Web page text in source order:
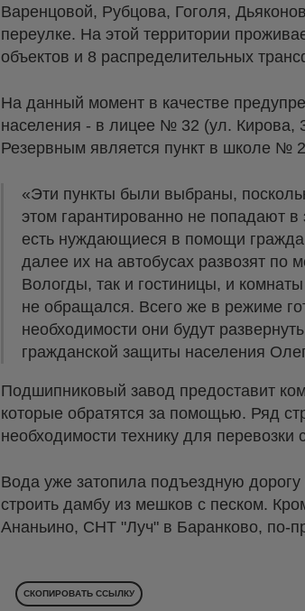
Варенцовой, Рубцова, Гоголя,
переулке. На этой территории
объектов и 8 распределительных
На данный момент в качестве
населения - в лицее № 32 (ул.
Резервным является пункт в школе №
«Эти пункты были выбраны,
этом гарантированно не попадают в
есть нуждающиеся в помощи
далее их на автобусах развозят
Вологды, так и гостиницы, и
не обращался. Всего же в режиме
необходимости они будут
гражданской защиты населения
Подшипниковый завод предоставит
которые обратятся за помощью. Ряд
необходимости технику для
Вода уже затопила подъездную
строить дамбу из мешков с песком.
Ананьино, СНТ "Луч" в Баранково, по-
СКОПИРОВАТЬ ССЫЛКУ